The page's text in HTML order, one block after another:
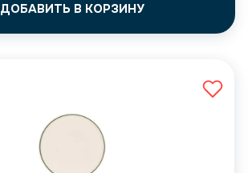
ДОБАВИТЬ В КОРЗИНУ